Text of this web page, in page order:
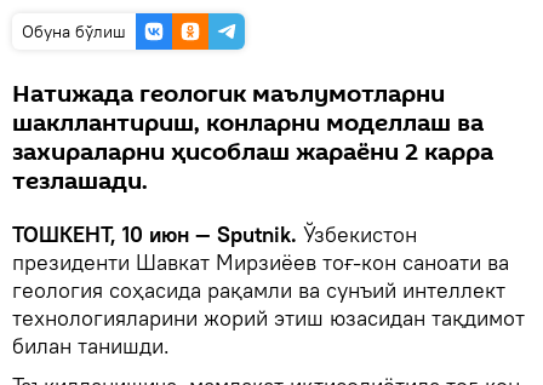
Oбуна бўлиш
Натижада геологик маълумотларни
шакллантириш, конларни моделлаш ва
захираларни ҳисоблаш жараёни 2 карра
тезлашади.
ТОШКЕНТ, 10 июн — Sputnik. Ўзбекистон
президенти Шавкат Мирзиёев тоғ-кон саноати ва
геология соҳасида рақамли ва сунъий интеллект
технологияларини жорий этиш юзасидан тақдимот
билан танишди.